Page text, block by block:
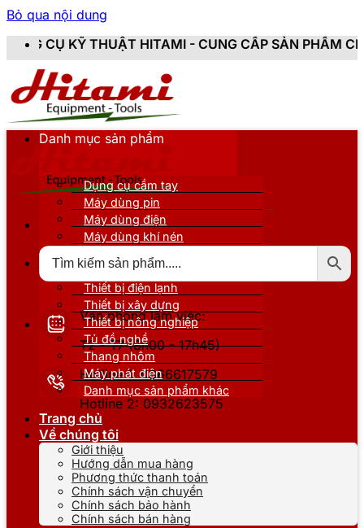
Bỏ qua nội dung
HITAMI - CUNG CẤP SẢN PHẨM CHÍNH HÃNG, MỚI
Văn phòng làm việc:
T2 - T7 (8h00 - 17h45)
Hotline 1: 0866617579
Hotline 2: 0932623575
Danh mục sản phẩm
Dụng cụ cầm tay
Máy dùng pin
Máy dùng điện
Máy dùng khí nén
Thiết bị nâng đỡ
Thiết bị điện lạnh
Thiết bị xây dựng
Thiết bị nông nghiệp
Tủ đồ nghề
Thang nhôm
Máy phát điện
Danh mục sản phẩm khác
Trang chủ
Về chúng tôi
Giới thiệu
Hướng dẫn mua hàng
Phương thức thanh toán
Chính sách vận chuyển
Chính sách bảo hành
Chính sách bán hàng